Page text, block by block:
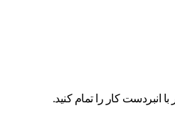
انبردست کار را تمام کنید.